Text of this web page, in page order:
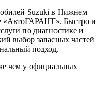
Suzuki в Нижнем
«АвтоГАРАНТ». Быстро и
по диагностике и
выбор запасных частей
подход.
чем у официальных